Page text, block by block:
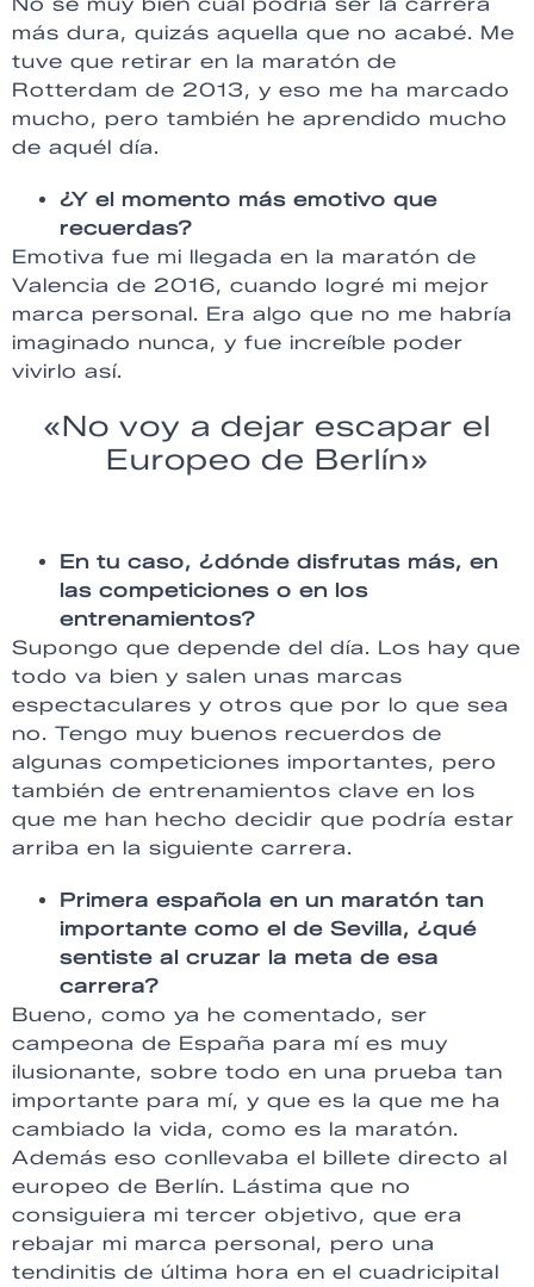
más dura, quizás aquella que no acabé. Me
tuve que retirar en la maratón de
Rotterdam de 2013, y eso me ha marcado
mucho, pero también he aprendido mucho
de aquél día.
¿Y el momento más emotivo que
recuerdas?
Emotiva fue mi llegada en la maratón de
Valencia de 2016, cuando logré mi mejor
marca personal. Era algo que no me habría
imaginado nunca, y fue increíble poder
vivirlo así.
«No voy a dejar escapar el
Europeo de Berlín»
En tu caso, ¿dónde disfrutas más, en
las competiciones o en los
entrenamientos?
Supongo que depende del día. Los hay que
todo va bien y salen unas marcas
espectaculares y otros que por lo que sea
no. Tengo muy buenos recuerdos de
algunas competiciones importantes, pero
también de entrenamientos clave en los
que me han hecho decidir que podría estar
arriba en la siguiente carrera.
Primera española en un maratón tan
importante como el de Sevilla, ¿qué
sentiste al cruzar la meta de esa
carrera?
Bueno, como ya he comentado, ser
campeona de España para mí es muy
ilusionante, sobre todo en una prueba tan
importante para mí, y que es la que me ha
cambiado la vida, como es la maratón.
Además eso conllevaba el billete directo al
europeo de Berlín. Lástima que no
consiguiera mi tercer objetivo, que era
rebajar mi marca personal, pero una
tendinitis de última hora en el cuadricipital